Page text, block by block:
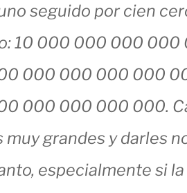
seguido por cien
10 000 000 000
000 000 000 000
000 000 000 000.
grandes y darles
especialmente si